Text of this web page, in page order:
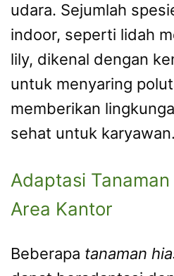
udara. Sejumlah
indoor, seperti lidah
lily, dikenal dengan
untuk menyaring
memberikan
sehat untuk karyawan.
Adaptasi
Area Kantor
Beberapa tanaman